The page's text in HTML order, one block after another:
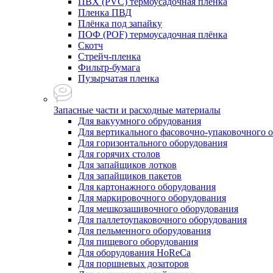
Пленка ПВД
Плёнка под запайку
ПОФ (POF) термоусадочная плёнка
Скотч
Стрейч-пленка
Фильтр-бумага
Пузырчатая пленка
Запасные части и расходные материалы
Для вакуумного обрудования
Для вертикального фасовочно-упаковочного
Для горизонтального оборудования
Для горячих столов
Для запайщиков лотков
Для запайщиков пакетов
Для картонажного оборудования
Для маркировочного оборудования
Для мешкозашивочного оборудования
Для паллетоупаковочного оборудования
Для пельменного оборудования
Для пищевого оборудования
Для оборудования HoReCa
Для поршневых дозаторов